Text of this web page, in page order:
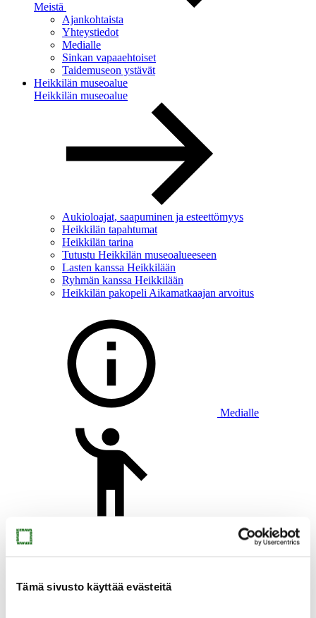
Tämä sivusto käyttää evästeitä
Meistä
Ajankohtaista
Yhteystiedot
Medialle
Sinkan vapaaehtoiset
Taidemuseon ystävät
Heikkilän museoalue
Heikkilän museoalue
Aukioloajat, saapuminen ja esteettömyys
Heikkilän tapahtumat
Heikkilän tarina
Tutustu Heikkilän museoalueeseen
Lasten kanssa Heikkilään
Ryhmän kanssa Heikkilään
Heikkilän pakopeli Aikamatkaajan arvoitus
Medialle